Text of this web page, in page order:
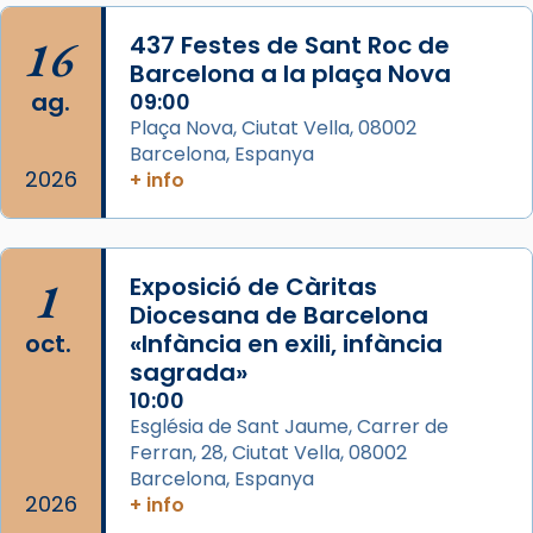
acompanyava més de prop Jesús.
Segons el llibre dels Fets (12,2) fou el primer
apòstol màrtir, decapitat a Jerusalem per
Herodes Agripa (vers l'any 44).
Patró de Galícia, després de les invasions
musulmanes fou venerat com a patró dels
Regnes castellans i més tard de tota
Espanya.
El seu sepulcre a Compostela fou un gran
centre de peregrinacions medievals de tot
el món cristià, després de Roma i terra
«A Raïms de Sant Jaume, raïms aigualits;
raïms de setembre te'n llepes els dits»,
segons una dita popular.
Photo
16
ag.
2026
437 Festes de Sant Roc de
Barcelona a la plaça Nova
09:00
Plaça Nova, Ciutat Vella, 08002
Barcelona, Espanya
+ info
1
oct.
2026
Exposició de Càritas
Diocesana de Barcelona
«Infància en exili, infància
sagrada»
10:00
Església de Sant Jaume, Carrer de
Ferran, 28, Ciutat Vella, 08002
Barcelona, Espanya
+ info